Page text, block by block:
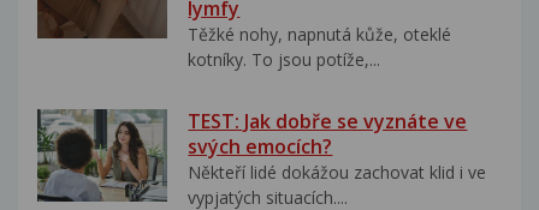
lymfy
Těžké nohy, napnutá kůže, oteklé
kotníky. To jsou potíže,...
TEST: Jak dobře se vyznáte ve
svých emocích?
Někteří lidé dokážou zachovat klid i ve
vypjatých situacích....